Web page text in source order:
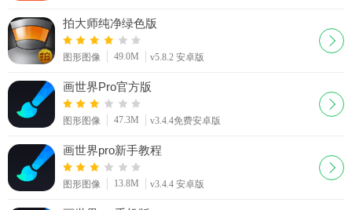
拍大师纯净绿色版
图形图像 49.0M v5.8.2 安卓版
画世界Pro官方版
图形图像 47.3M v3.4.4免费安卓版
画世界pro新手教程
图形图像 13.8M v3.4.4 安卓版